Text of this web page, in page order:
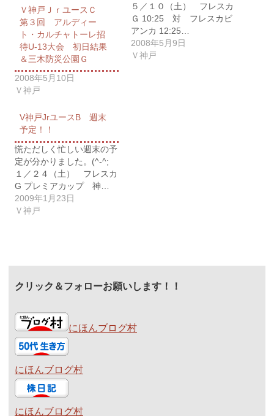
Ｖ神戸ＪｒユースＣ
第３回 アルディー
ト・カルチャトーレ招
待U-13大会 初日結果
＆三木防災公園Ｇ
2008年5月10日
Ｖ神戸
５／１０（土） フレスカ
Ｇ 10:25 対 フレスカビ
アンカ 12:25…
2008年5月9日
Ｖ神戸
V神戸JrユースB 週末
予定！！
慌ただしく忙しい週末の予
定が分かりました。(^-^;
１／２４（土） フレスカ
G プレミアカップ 神…
2009年1月23日
Ｖ神戸
クリック＆フォローお願いします！！
にほんブログ村
にほんブログ村
にほんブログ村